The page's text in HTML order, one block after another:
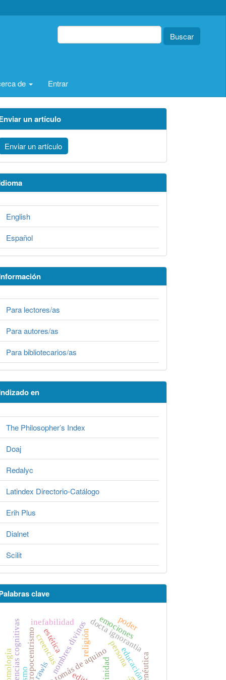
Buscar
de Entrar
un artículo
Enviar un artículo
English
Español
Para lectores/as
Para autores/as
Para bibliotecarios/as
en
The Philosopher’s Index
Doaj
Redalyc
Latindex Directorio-Catálogo
Erih Plus
Dialnet
Scilit
clave
persona
santo tomás de aquino
trinidad
nombres divinos
antropocentrismo religión
inefabilidad docta ignorantia
emociones
creencias
ciencias cognitivas educación
estética
rawls
poder